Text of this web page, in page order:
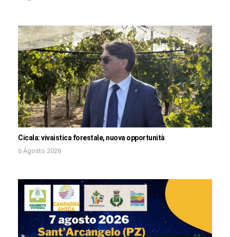
Cicala: vivaistica forestale, nuova opportunità
6 Agosto 2026